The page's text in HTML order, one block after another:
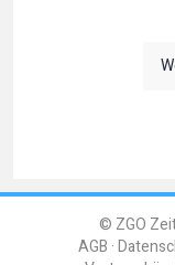
© ZGO
AGB